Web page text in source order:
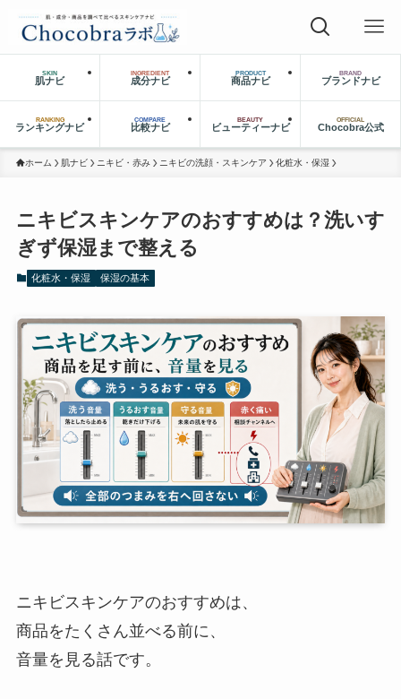
SKIN
肌ナビ
INGREDIENT
成分ナビ
PRODUCT
商品ナビ
BRAND
ブランドナビ
RANKING
ランキングナビ
COMPARE
比較ナビ
BEAUTY
ビューティーナビ
OFFICIAL
Chocobra公式
ホーム 肌ナビ ニキビ・赤み ニキビの洗顔・スキンケア 化粧水・保湿
ニキビスキンケアのおすすめは？洗いす
ぎず保湿まで整える
化粧水・保湿 保湿の基本
ニキビスキンケアのおすすめは、
商品をたくさん並べる前に、
音量を見る話です。